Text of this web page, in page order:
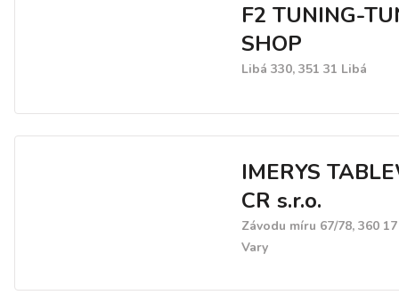
domů. Vyrábíme a
plastová okna a dveře,
parapety, sítě proti
a dlažby.
F2 TUNING-
SHOP
Libá 330, 351 31 Libá
IMERYS
CR s.r.o.
Závodu míru 67/78, 360
Vary